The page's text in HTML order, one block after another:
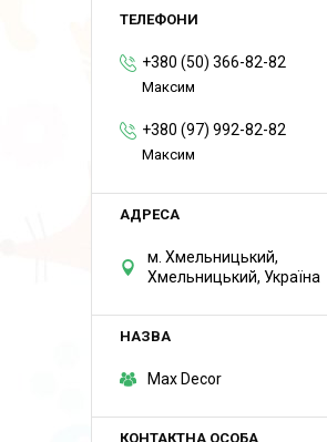
+380 (50) 366-82-82
Максим
+380 (97) 992-82-82
Максим
м. Хмельницький,
Хмельницький, Україна
Max Decor